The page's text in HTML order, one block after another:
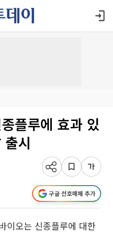
플루에 효과 있
출시
구글 선호매체 추가
이오는 신종플루에 대한